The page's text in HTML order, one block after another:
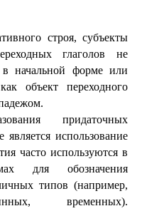
строя, субъекты
глаголов не
в начальной форме или
объект переходного
придаточных
использование
часто используются в
для обозначения
типов (например,
временных).